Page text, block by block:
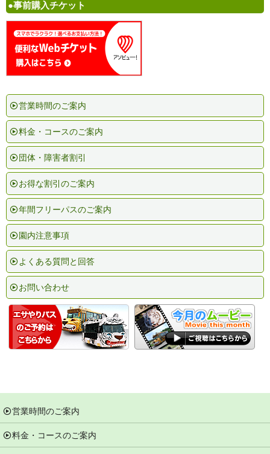
●事前購入チケット
営業時間のご案内
料金・コースのご案内
団体・障害者割引
お得な割引のご案内
年間フリーパスのご案内
園内注意事項
よくある質問と回答
お問い合わせ
営業時間のご案内
料金・コースのご案内